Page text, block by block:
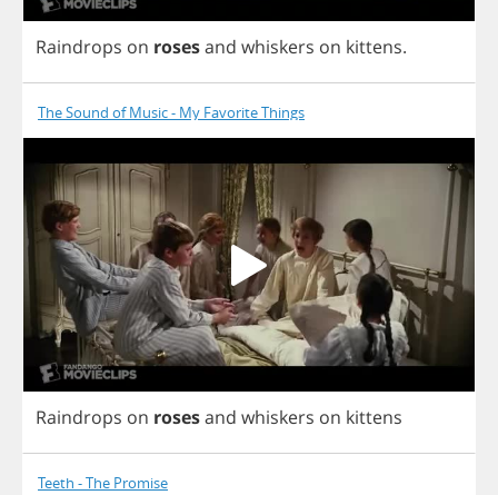
Raindrops on rosesand whiskers on kittens.
The Sound of Music - My Favorite Things
Raindrops on rosesand whiskers on kittens
Teeth - The Promise